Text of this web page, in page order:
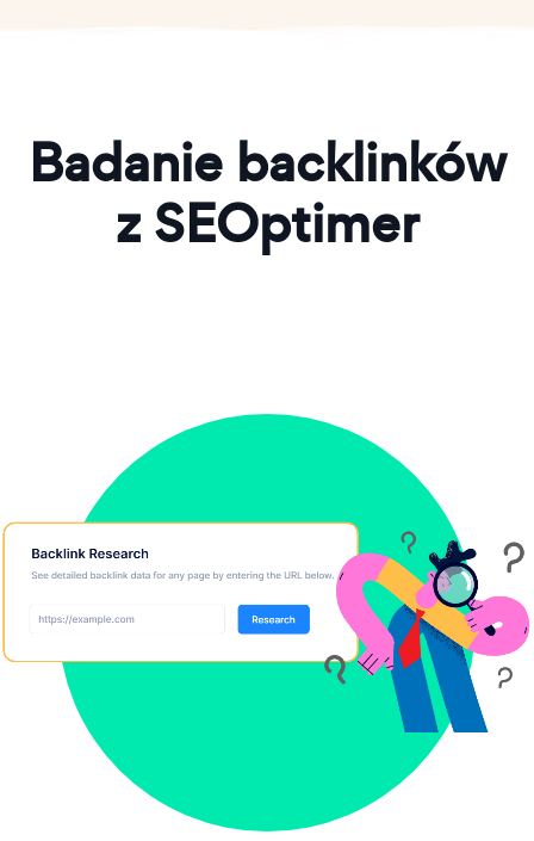
Badanie backlinków
z SEOptimer